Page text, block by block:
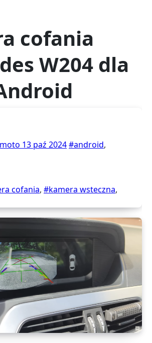
cofania
W204 dla
13 paź 2024#android,
cofania, #kamera wsteczna,